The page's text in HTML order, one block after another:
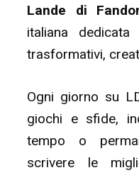
Lande di
italiana
trasformativi,
Ogni giorno su
giochi e sfide,
tempo o
scrivere le